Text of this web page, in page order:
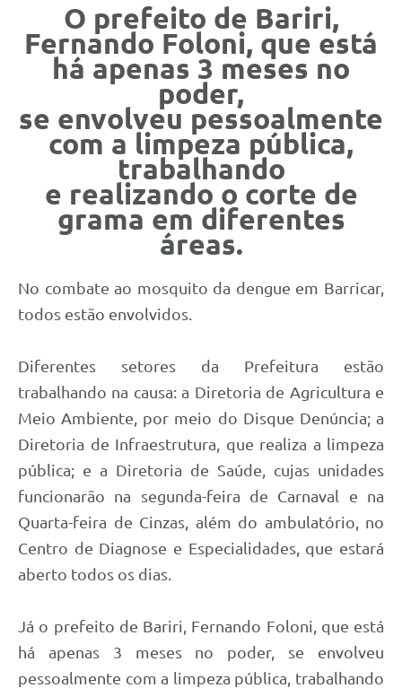
O prefeito de Bariri,
Fernando Foloni, que está
há apenas 3 meses no
poder,
se envolveu pessoalmente
com a limpeza pública,
trabalhando
e realizando o corte de
grama em diferentes
áreas.
No combate ao mosquito da dengue em Barricar,
todos estão envolvidos.
Diferentes setores da Prefeitura estão
trabalhando na causa: a Diretoria de Agricultura e
Meio Ambiente, por meio do Disque Denúncia; a
Diretoria de Infraestrutura, que realiza a limpeza
pública; e a Diretoria de Saúde, cujas unidades
funcionarão na segunda-feira de Carnaval e na
Quarta-feira de Cinzas, além do ambulatório, no
Centro de Diagnose e Especialidades, que estará
aberto todos os dias.
Já o prefeito de Bariri, Fernando Foloni, que está
há apenas 3 meses no poder, se envolveu
pessoalmente com a limpeza pública, trabalhando